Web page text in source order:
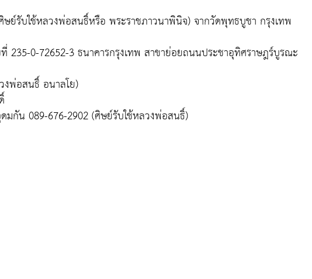
ย์รับใช้หลวงพ่อสนธิ์หรือ พระราชภาวนาพินิจ) จากวัดพุทธบูชา กรุงเทพ
235-0-72652-3 ธนาคารกรุงเทพ สาขาย่อยถนนประชาอุทิศราษฎร์บูรณะ
พ่อสนธิ์ อนาลโย)
กัน 089-676-2902 (ศิษย์รับใช้หลวงพ่อสนธิ์)